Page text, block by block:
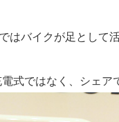
はバイクが足として
式ではなく、シェア